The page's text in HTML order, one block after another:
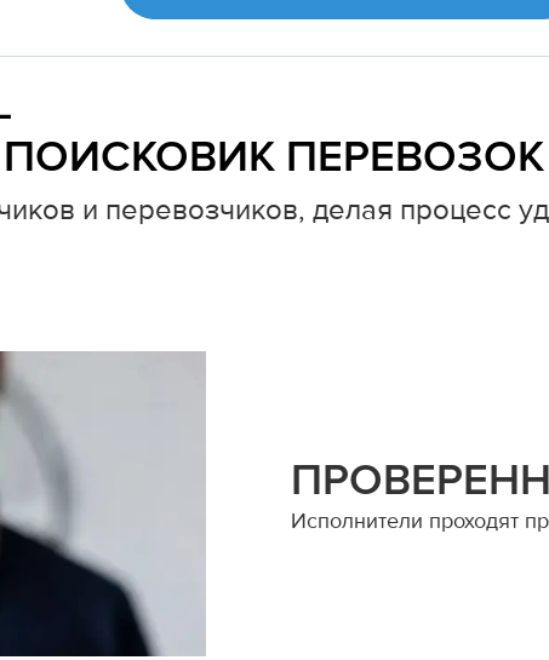
ПЕРЕВОЗОК
и перевозчиков, делая процесс
Исполнители проходят